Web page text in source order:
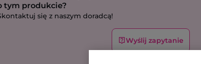
tym produkcie?
się z naszym doradcą!
Wyślij zapytanie